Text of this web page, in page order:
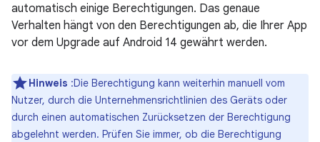
automatisch einige Berechtigungen. Das genaue
Verhalten hängt von den Berechtigungen ab, die Ihrer App
vor dem Upgrade auf Android 14 gewährt werden.
Hinweis :Die Berechtigung kann weiterhin manuell vom
Nutzer, durch die Unternehmensrichtlinien des Geräts oder
durch einen automatischen Zurücksetzen der Berechtigung
abgelehnt werden. Prüfen Sie immer, ob die Berechtigung